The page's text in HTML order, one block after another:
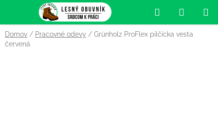
obsah
Hľadať
KOŠÍK
Domov / Pracovné odevy / Grünholz ProFlex pilčícka vesta
červená